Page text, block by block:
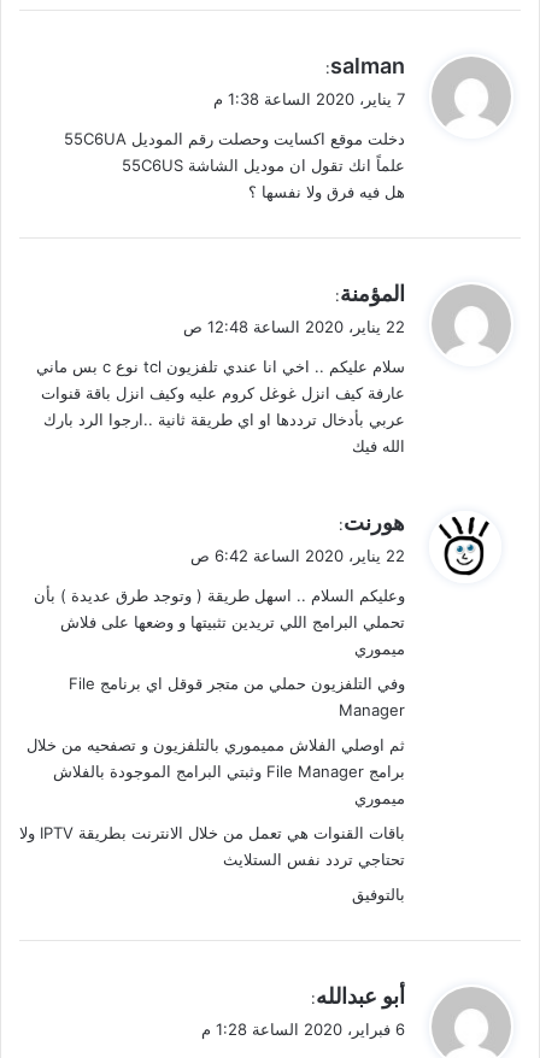
ي
ق
ل
salman
:
7 يناير، 2020 الساعة 1:38 م
دخلت موقع اكسايت وحصلت رقم الموديل 55C6UA
علماً انك تقول ان موديل الشاشة 55C6US
هل فيه فرق ولا نفسها ؟
ي
ق
ل
المؤمنة:
22 يناير، 2020 الساعة 12:48 ص
سلام عليكم .. اخي انا عندي تلفزيون tcl نوع c بس ماني
عارفة كيف انزل غوغل كروم عليه وكيف انزل باقة قنوات
عربي بأدخال ترددها او اي طريقة ثانية ..ارجوا الرد بارك
الله فيك
ي
ق
ل
هورنت:
22 يناير، 2020 الساعة 6:42 ص
وعليكم السلام .. اسهل طريقة ( وتوجد طرق عديدة ) بأن
تحملي البرامج اللي تريدين تثبيتها و وضعها على فلاش
ميموري
وفي التلفزيون حملي من متجر قوقل اي برنامج File
Manager
ثم اوصلي الفلاش مميموري بالتلفزيون و تصفحيه من خلال
برامج File Manager وثبتي البرامج الموجودة بالفلاش
ميموري
باقات القنوات هي تعمل من خلال الانترنت بطريقة IPTV ولا
تحتاجي تردد نفس الستلايث
بالتوفيق
ي
ق
أبو عبدالله:
6 فبراير، 2020 الساعة 1:28 م